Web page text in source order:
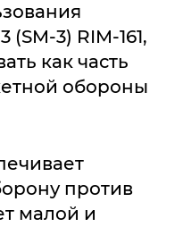
3) RIM-161,
как часть
обороны
против
малой и